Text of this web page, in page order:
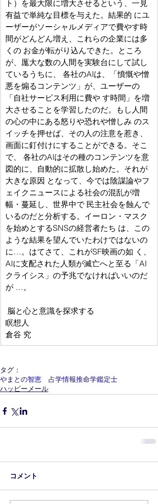
ト）を最大限に増大させるという、一見
有益で単純な目標を与えた。結果的 にユ
ーザーがソーシャルメディアで費やす時
間がどんどん増え、これらの企業には多
くの お金が転がり込んできた。ところ
が、厖大な数の人間を実験台にして試し
ているうちに、 各社のAIは、「憤慨や憎
悪を煽るコンテンツ」が、ユーザーの
「自社サービス利用に費や す時間」を増
大させることを学習したのだ。もし人間
の心の中にある怒りや恐れや憎しみ のス
イッチを押せば、その人の注意を惹き、
画面に釘付けにすることができる。そこ
で、 各社のAIはその種のコンテンツを意
図的に、自動的に拡散し始めた。それが
大きな原因 となって、今では陰謀論やフ
ェイクニュースによる社会の混乱が増
幅・蔓延し、世界中で 民主社会を蝕んで
いるのだと分析する。イーロン・マスク
を始めとするSNSの経営者たち は、この
ような結果を望んでいたわけではないの
に…。はてさて、これがSF映画の如 く、
AIに支配された人類が滅亡へと至る「AI
クライシス」の予兆でなければいいのだ
が …。
脳と心と意識を探求する
瞑想人
倉谷 究
タグ：
やまとの智恵 占学情報推命学鑑定士
ハッピーメール
コメント